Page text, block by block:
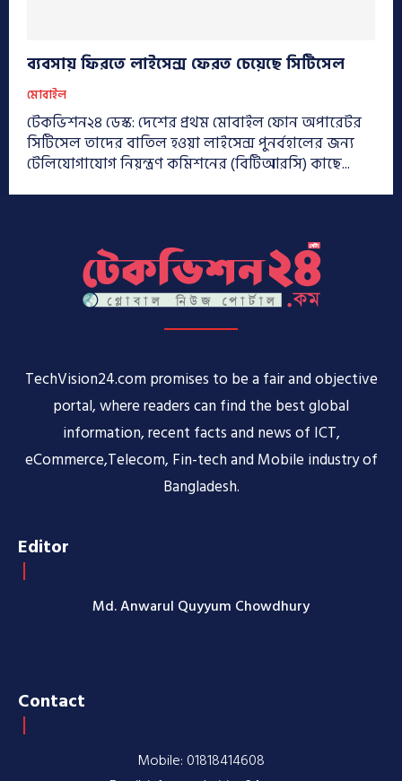
ব্যবসায় ফিরতে লাইসেন্স ফেরত চেয়েছে সিটিসেল
মোবাইল
টেকভিশন২৪ ডেস্ক: দেশের প্রথম মোবাইল ফোন অপারেটর
সিটিসেল তাদের বাতিল হওয়া লাইসেন্স পুনর্বহালের জন্য
টেলিযোগাযোগ নিয়ন্ত্রণ কমিশনের (বিটিআরসি) কাছে...
TechVision24.com promises to be a fair and objective
portal, where readers can find the best global
information, recent facts and news of ICT,
eCommerce,Telecom, Fin-tech and Mobile industry of
Bangladesh.
Editor
Md. Anwarul Quyyum Chowdhury
Contact
Mobile: 01818414608